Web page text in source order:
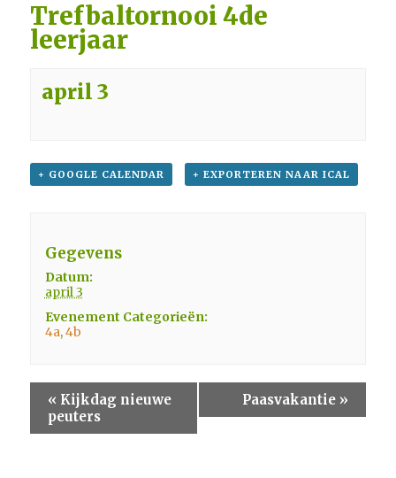
Trefbaltornooi 4de
leerjaar
april 3
+ GOOGLE CALENDAR + EXPORTEREN NAAR ICAL
Gegevens
Datum:
april 3
Evenement Categorieën:
4a,4b
« Kijkdag nieuwe
peuters
Paasvakantie »